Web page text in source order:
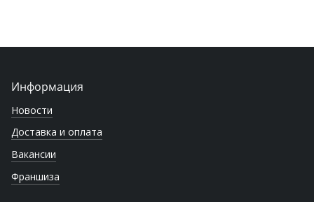
Информация
Новости
Доставка и оплата
Вакансии
Франшиза